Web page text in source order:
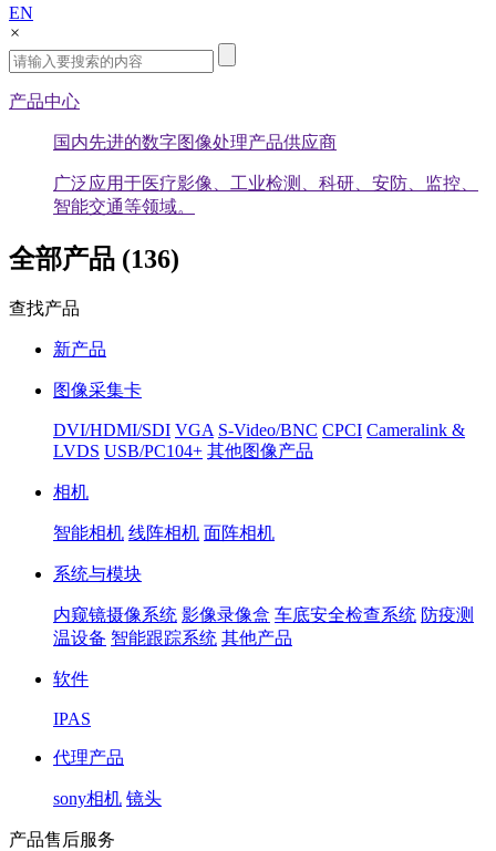
EN
×
产品中心
国内先进的数字图像处理产品供应商
广泛应用于医疗影像、工业检测、科研、安防、监控、
智能交通等领域。
全部产品 (136)
查找产品
新产品
图像采集卡
DVI/HDMI/SDI VGA S-Video/BNC CPCI Cameralink &
LVDS USB/PC104+ 其他图像产品
相机
智能相机 线阵相机 面阵相机
系统与模块
内窥镜摄像系统 影像录像盒 车底安全检查系统 防疫测
温设备 智能跟踪系统 其他产品
软件
IPAS
代理产品
sony相机 镜头
产品售后服务